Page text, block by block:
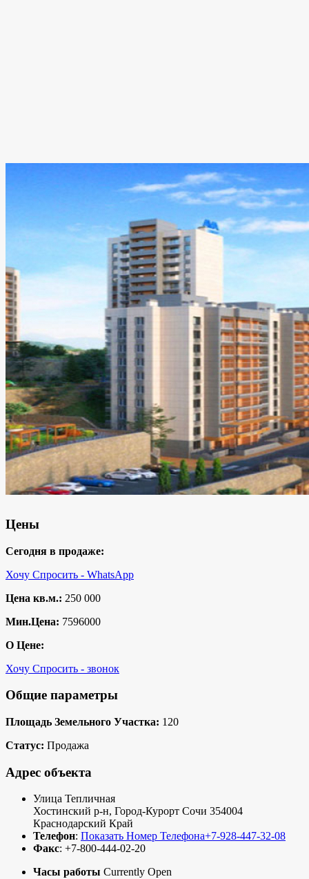
Цены
Сегодня в продаже:
Хочу Спросить - WhatsApp
Цена кв.м.: 250 000
Мин.Цена: 7596000
О Цене:
Хочу Спросить - звонок
Общие параметры
Площадь Земельного Участка: 120
Статус: Продажа
Адрес объекта
Улица Тепличная
Хостинский р-н, Город-Курорт Сочи 354004
Краснодарский Край
Телефон: Показать Номер Телефона+7-928-447-32-08
Факс: +7-800-444-02-20
Часы работы Currently Open